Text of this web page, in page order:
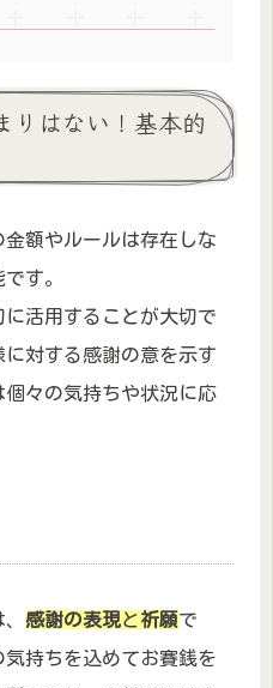
りはない！基本的
額やルールは存在しな
す。
活用することが大切で
対する感謝の意を示す
々の気持ちや状況に応
感謝の表現と 祈願で
持ちを込めてお賽銭を